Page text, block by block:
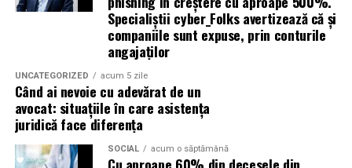
asupra fanilor și infrastructurii orașelor gazdă, însă
specialiștii atrag atenția că firmele pot fi afectate
inclusiv atunci când nu au nicio legătură directă cu
industria sportului, turismului sau vânzarea de bilete.
Atacurile sunt mai eficiente în contextul
evenimentelor globale
Campaniile de phishing asociate evenimentelor
Specialiștii cyber_Folks avertizează că și
companiile sunt expuse, prin conturile
angajaților
UNCATEGORIZED acum 5 zile
Când ai nevoie cu adevărat de un
avocat: situațiile în care asistența
juridică face diferența
SOCIAL acum o săptămână